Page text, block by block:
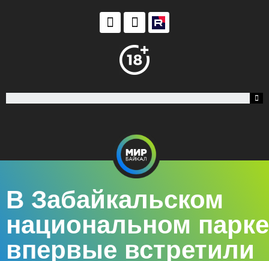
В Забайкальском
национальном парке
впервые встретили